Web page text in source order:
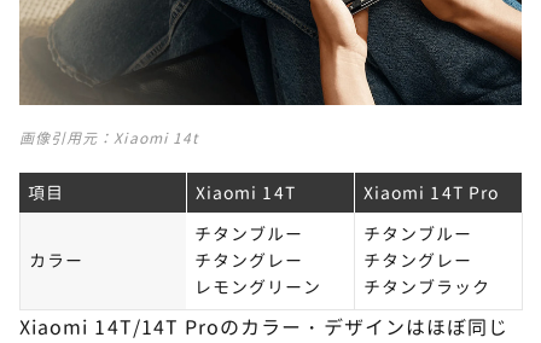
画像引用元：Xiaomi 14t
項目 Xiaomi 14T Xiaomi 14T Pro
カラー
チタンブルー
チタングレー
レモングリーン
チタンブルー
チタングレー
チタンブラック
Xiaomi 14T/14T Proのカラー・デザインはほぼ同じ